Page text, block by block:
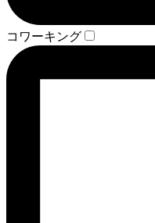
コワーキング